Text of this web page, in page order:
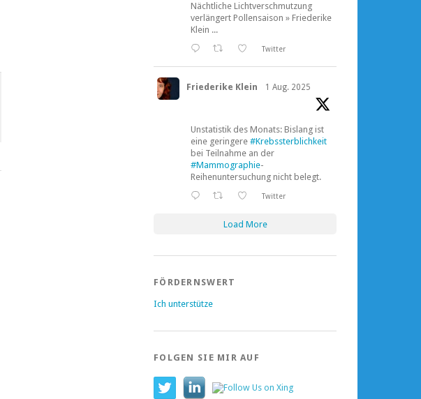
Nächtliche Lichtverschmutzung
verlängert Pollensaison » Friederike
Klein ...
Twitter
Friederike Klein 1 Aug. 2025
Unstatistik des Monats: Bislang ist
eine geringere #Krebssterblichkeit
bei Teilnahme an der
#Mammographie-
Reihenuntersuchung nicht belegt.
Twitter
Load More
FÖRDERNSWERT
Ich unterstütze
FOLGEN SIE MIR AUF